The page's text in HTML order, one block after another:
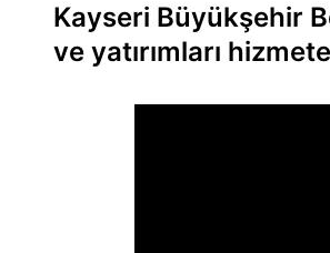
Kayseri Büyükşehir
ve yatırımları